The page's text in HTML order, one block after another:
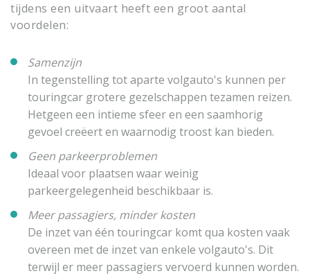
tijdens een uitvaart heeft een groot aantal
voordelen:
Samenzijn
In tegenstelling tot aparte volgauto's kunnen per
touringcar grotere gezelschappen tezamen reizen.
Hetgeen een intieme sfeer en een saamhorig
gevoel creëert en waarnodig troost kan bieden.
Geen parkeerproblemen
Ideaal voor plaatsen waar weinig
parkeergelegenheid beschikbaar is.
Meer passagiers, minder kosten
De inzet van één touringcar komt qua kosten vaak
overeen met de inzet van enkele volgauto's. Dit
terwijl er meer passagiers vervoerd kunnen worden.